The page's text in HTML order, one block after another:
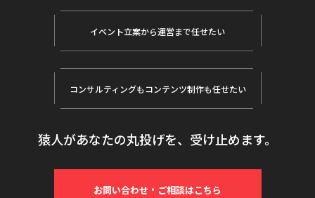
イベント立案から運営まで任せたい
コンサルティングもコンテンツ制作も任せたい
猿人があなたの丸投げを、受け止めます。
お問い合わせ・ご相談はこちら